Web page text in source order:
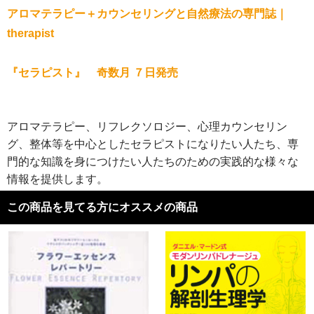
アロマテラピー＋カウンセリングと自然療法の専門誌｜
therapist
『セラピスト』 奇数月 ７日発売
アロマテラピー、リフレクソロジー、心理カウンセリン
グ、整体等を中心としたセラピストになりたい人たち、専
門的な知識を身につけたい人たちのための実践的な様々な
情報を提供します。
この商品を見てる方にオススメの商品